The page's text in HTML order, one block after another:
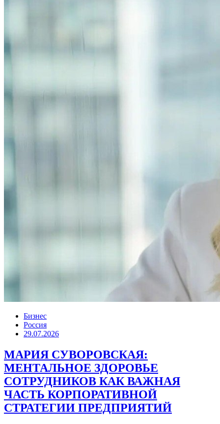
Бизнес
Россия
29.07.2026
МАРИЯ СУВОРОВСКАЯ:
МЕНТАЛЬНОЕ ЗДОРОВЬЕ
СОТРУДНИКОВ КАК ВАЖНАЯ
ЧАСТЬ КОРПОРАТИВНОЙ
СТРАТЕГИИ ПРЕДПРИЯТИЙ